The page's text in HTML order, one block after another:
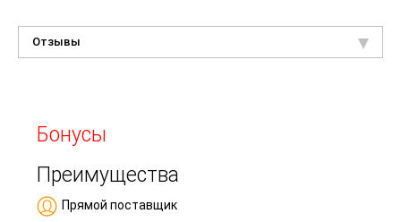
Отзывы
Бонусы
Преимущества
Прямой поставщик